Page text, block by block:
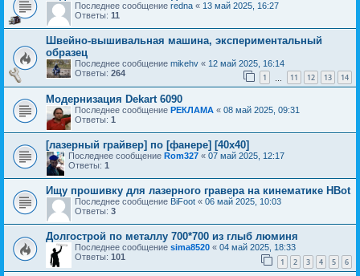
Последнее сообщение redna « 13 май 2025, 16:27
Ответы: 11
Швейно-вышивальная машина, экспериментальный
образец
Последнее сообщение mikehv « 12 май 2025, 16:14
Ответы: 264 1 11 12 13 14
Модернизация Dekart 6090
Последнее сообщение РЕКЛАМА « 08 май 2025, 09:31
Ответы: 1
[лазерный грайвер] по [фанере] [40х40]
Последнее сообщение Rom327 « 07 май 2025, 12:17
Ответы: 1
Ищу прошивку для лазерного гравера на кинематике HBot
Последнее сообщение BiFoot « 06 май 2025, 10:03
Ответы: 3
Долгострой по металлу 700*700 из глыб люминя
Последнее сообщение sima8520 « 04 май 2025, 18:33
Ответы: 101 1 2 3 4 5 6